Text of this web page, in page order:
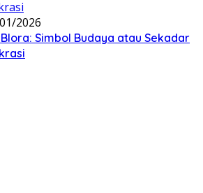
2026
Simbol Budaya atau Sekadar